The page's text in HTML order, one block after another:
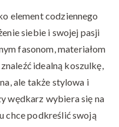
element codziennego
siebie i swojej pasji
fasonom, materiałom
idealną koszulkę,
ale także stylowa i
wędkarz wybiera się na
chce podkreślić swoją